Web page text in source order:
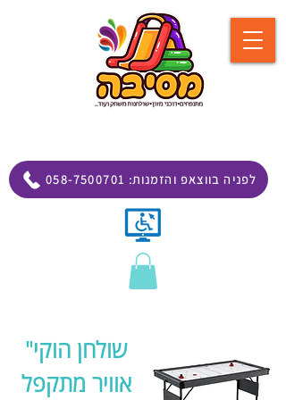
058-7500701 :לפניה בווצאפ והזמנות
"שולחן הוקי
אוויר מתקפל